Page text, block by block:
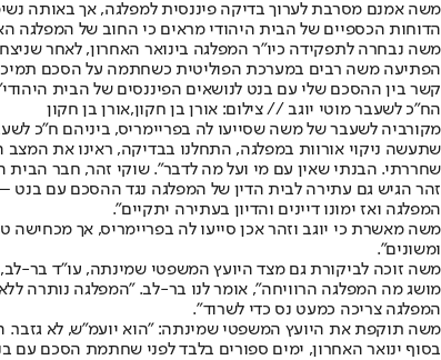
משה אמנם מסרבת לערוך בדיקה פיננסית למפלגה, אך באותה
הדוחות הכספיים של הבית היהודי מראים כי החוב של המפלגה האמיר תחת בנט ואורבך בעשרות אחוזים, ובשנת
הפתיעה משה רבים במערכת הפוליטית כשחתמה על הסכם
קשר בין ההסכם שלי עם בנט לנושאים הפיננסים של הבית
הח"כ לשעבר מוטי יוגב // צילום: אורן בן חקון,אורן בן חקון
מקורביה לשעבר של משה שסייעו לה בפריימריס, ביניהם ח"כ
שתעשה ניקוי אורוות במפלגה, התחלנו בבדיקה, ראינו את המצב
שחררתי. הבנתי שאין עם מי ועל מה לדבר". שוקי זהר, חבר הבית
זהר הגיש גם עתירה לבית הדין של המפלגה נגד ההסכם עם בנט –
המפלגה ואז ימונו דיינים והדיון בעתירה יתקיים".
משה מאשרת כי יוגב וזהר אכן סייעו לה בפריימריס, אך
ומשונים".
משה זוכה לביקורת גם מצד היועץ המשפטי שמינתה, עו"ד בר-
מושג מה המפלגה הרוויחה", אומר לנו בר-לב. "המפלגה נותרה
המפלגה צריכה כמעט נס כדי לשרוד".
משה תוקפת את היועץ המשפטי שמינתה: "הוא יועמ"ש, לא גזבר.
בסוף ינואר האחרון, ימים ספורים בלבד לפני שחתמת הסכם